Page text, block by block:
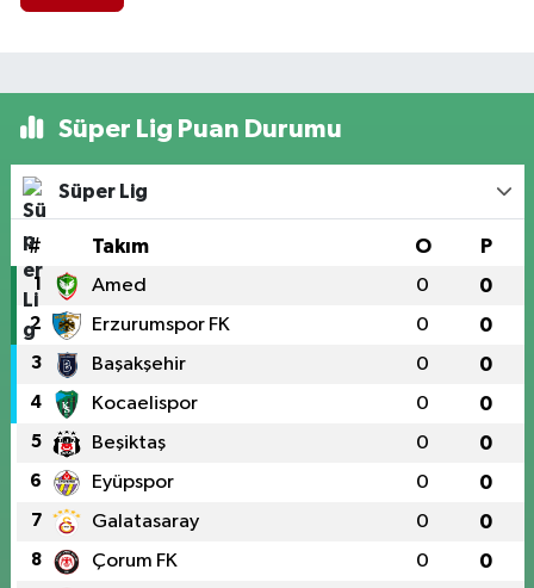
Süper Lig Puan Durumu
Süper Lig
# Takım O P
1 Amed 0 0
2 Erzurumspor FK 0 0
3 Başakşehir 0 0
4 Kocaelispor 0 0
5 Beşiktaş 0 0
6 Eyüpspor 0 0
7 Galatasaray 0 0
8 Çorum FK 0 0